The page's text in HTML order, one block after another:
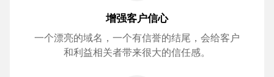
增强客户信心
一个漂亮的域名，一个有信誉的结尾，会给客户
和利益相关者带来很大的信任感。